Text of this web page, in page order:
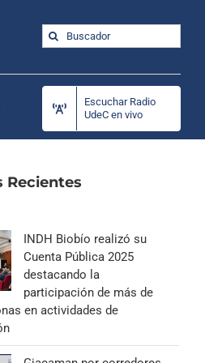
Buscar:
Escuchar Radio
UdeC en vivo
Recientes
INDH Biobío realizó su
Cuenta Pública 2025
destacando la
participación de más de
en actividades de